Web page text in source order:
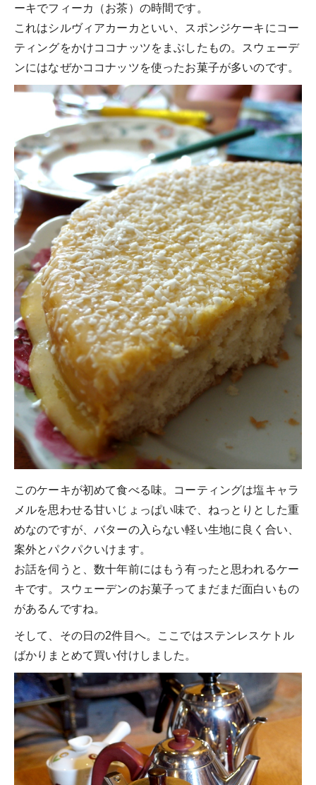
ーキでフィーカ（お茶）の時間です。
これはシルヴィアカーカといい、スポンジケーキにコー
ティングをかけココナッツをまぶしたもの。スウェーデ
ンにはなぜかココナッツを使ったお菓子が多いのです。
このケーキが初めて食べる味。コーティングは塩キャラ
メルを思わせる甘いじょっぱい味で、ねっとりとした重
めなのですが、バターの入らない軽い生地に良く合い、
案外とパクパクいけます。
お話を伺うと、数十年前にはもう有ったと思われるケー
キです。スウェーデンのお菓子ってまだまだ面白いもの
があるんですね。
そして、その日の2件目へ。ここではステンレスケトル
ばかりまとめて買い付けしました。